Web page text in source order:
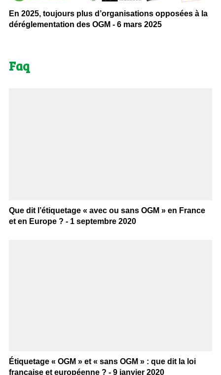
En 2025, toujours plus d’organisations opposées à la
déréglementation des OGM - 6 mars 2025
Faq
Que dit l’étiquetage « avec ou sans OGM » en France
et en Europe ? - 1 septembre 2020
Étiquetage « OGM » et « sans OGM » : que dit la loi
française et européenne ? - 9 janvier 2020